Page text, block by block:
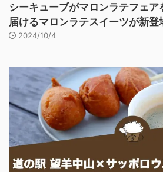
シーキューブがマロンラテフェア
届けるマロンラテスイーツが新登
2024/10/4